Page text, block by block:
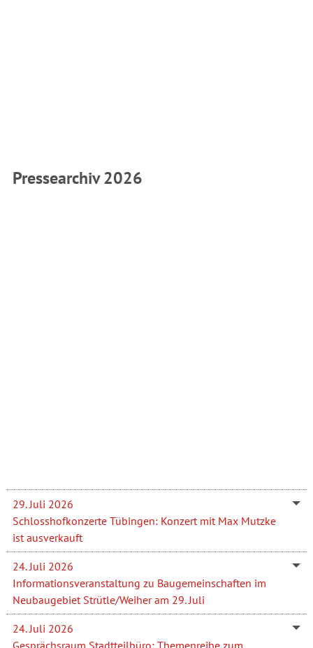
Pressearchiv 2026
29. Juli 2026
Schlosshofkonzerte Tübingen: Konzert mit Max Mutzke
ist ausverkauft
24. Juli 2026
Informationsveranstaltung zu Baugemeinschaften im
Neubaugebiet Strütle/Weiher am 29. Juli
24. Juli 2026
Gesprächsraum Stadtteilbüro: Themenreihe zum